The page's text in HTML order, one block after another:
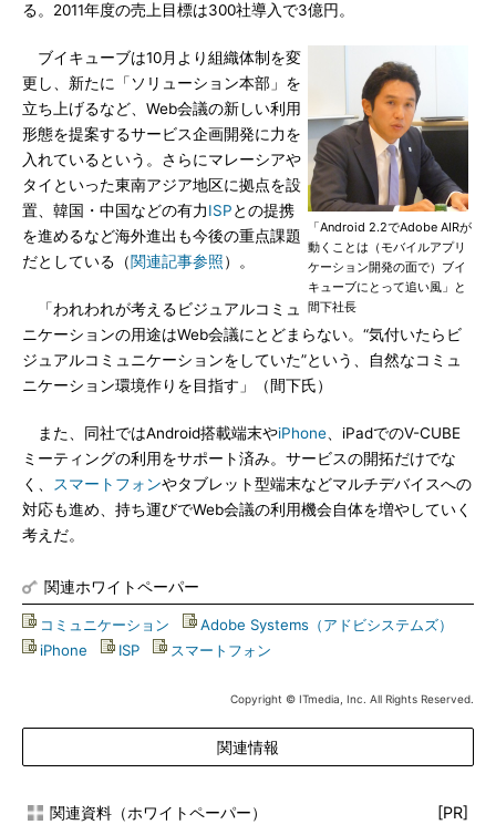
る。2011年度の売上目標は300社導入で3億円。
「Android 2.2でAdobe AIRが
動くことは（モバイルアプリ
ケーション開発の面で）ブイ
キューブにとって追い風」と
間下社長
ブイキューブは10月より組織体制を変
更し、新たに「ソリューション本部」を
立ち上げるなど、Web会議の新しい利用
形態を提案するサービス企画開発に力を
入れているという。さらにマレーシアや
タイといった東南アジア地区に拠点を設
置、韓国・中国などの有力ISPとの提携
を進めるなど海外進出も今後の重点課題
だとしている（関連記事参照）。
「われわれが考えるビジュアルコミュ
ニケーションの用途はWeb会議にとどまらない。“気付いたらビ
ジュアルコミュニケーションをしていた”という、自然なコミュ
ニケーション環境作りを目指す」（間下氏）
また、同社ではAndroid搭載端末やiPhone 、iPadでのV-CUBE
ミーティングの利用をサポート済み。サービスの開拓だけでな
く、
スマートフォンやタブレット型端末などマルチデバイスへの
対応も進め、持ち運びでWeb会議の利用機会自体を増やしていく
考えだ。
関連ホワイトペーパー
コミュニケーション Adobe Systems（アドビシステムズ）
iPhone
ISP スマートフォン
Copyright © ITmedia, Inc. All Rights Reserved.
関連情報
関連資料（ホワイトペーパー） [PR]